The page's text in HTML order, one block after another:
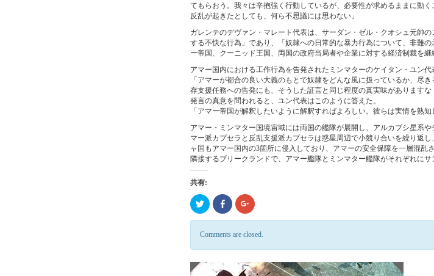
てもらおう。我々は辛抱強く行動しているが、必要性が求めるままに動
反乱が起きたとしても、何ら不思議には思わない」
ガレンテのデヴァン・マレート代表は、サーダン・ゼル・クオシュ元帥
する不快な行為」であり、「奴隷への日常的な暴力行為について、非難
ー帝国、クーニッド王国、両国の政府当局者や企業に対する経済制裁を継
アマー国内における工作行為を告発されたミンマターのケイタン・ユン代
「アマーが都合の良い大義のもとで奴隷をどんな風に扱っているか、尽
存支援任務への告発にも、そうした証言と同じ程度の真実味がありますな
発言の真意を問われると、ユン代表はこのように答えた。
「アマー帝国が解釈したいように解釈すればよろしい。彼らは実情を熟知
アマー・ミンマター国境宙域には両国の艦隊が展開し、アルカブシ星系
マー派カプセラと反乱支援派カプセラは惑星周辺で小競り合いを繰り返
ャ国もアマー国内の3箇所に侵入しており、アマーの安全保障を一層混乱
隣接するブリークランドで、アマー艦隊とミンマター艦隊がそれぞれに
共有:
ク
リ
し
て
共
Click
to
Facebook
(新
ク
リ
し
て
共
有
Comments are closed.